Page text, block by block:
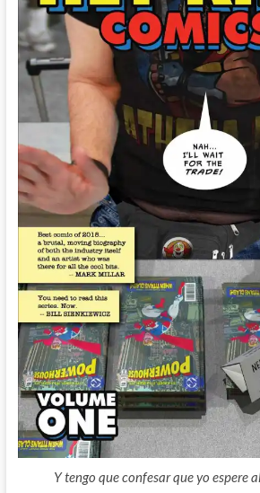
Y tengo que confesar que yo espere